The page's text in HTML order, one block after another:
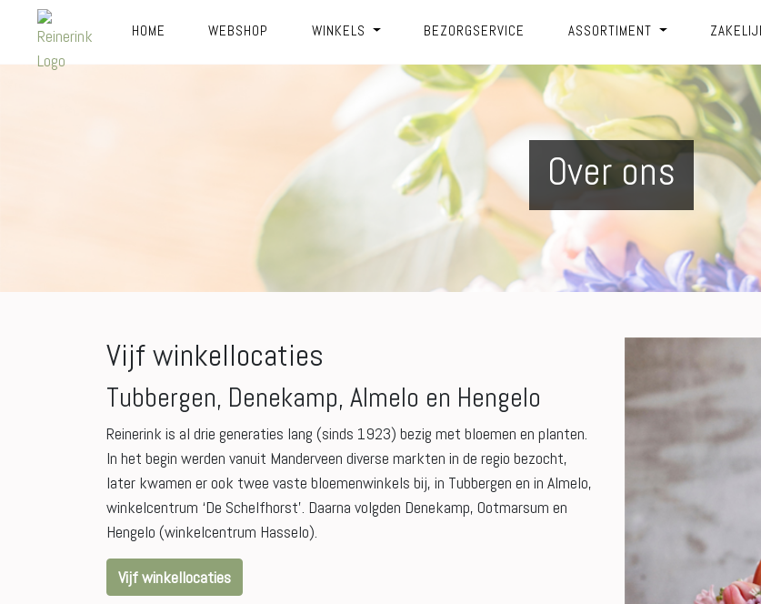
HOME WEBSHOP WINKELS BEZORGSERVICE ASSORTIMENT
Over ons
Vijf winkellocaties
Tubbergen, Denekamp, Almelo en Hengelo
Reinerink is al drie generaties lang (sinds 1923) bezig met bloemen en planten.
In het begin werden vanuit Manderveen diverse markten in de regio bezocht,
later kwamen er ook twee vaste bloemenwinkels bij, in Tubbergen en in Almelo,
winkelcentrum ‘De Schelfhorst’. Daarna volgden Denekamp, Ootmarsum en
Hengelo (winkelcentrum Hasselo).
Vijf winkellocaties